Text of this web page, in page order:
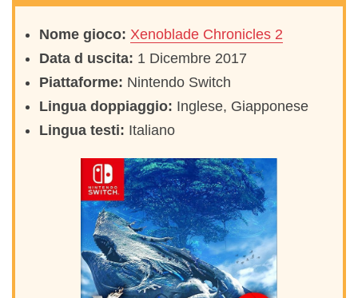
Nome gioco: Xenoblade Chronicles 2
Data d uscita: 1 Dicembre 2017
Piattaforme: Nintendo Switch
Lingua doppiaggio: Inglese, Giapponese
Lingua testi: Italiano